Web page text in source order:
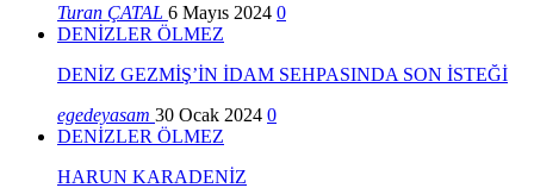
Turan ÇATAL 6 Mayıs 2024 0
DENİZLER ÖLMEZ
DENİZ GEZMİŞ’İN İDAM SEHPASINDA SON İSTEĞİ
egedeyasam 30 Ocak 2024 0
DENİZLER ÖLMEZ
HARUN KARADENİZ